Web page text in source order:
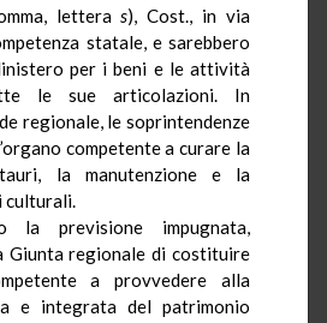
letteras), Cost., in via
statale, e sarebbero
per i beni e le attività
le sue articolazioni. In
regionale, le soprintendenze
competente a curare la
la manutenzione e la
culturali.
la previsione impugnata,
Giunta regionale di costituire
a provvedere alla
e integrata del patrimonio